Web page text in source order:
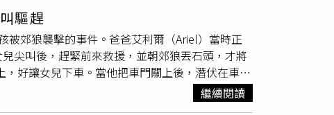
死才會被咬成那樣」、「頭皮發麻，老鼠竟然
耳朵了嘛」、「這睡的得多死？沒痛覺嗎」。
驅趕
被郊狼襲擊的事件。爸爸艾利爾（Ariel）當時正
尖叫後，趕緊前來救援，並朝郊狼丟石頭，才將
好讓女兒下車。當他把車門關上後，潛伏在車後
忙下車救出女兒，並大聲喊叫將郊狼趕走。郊狼
艾利爾抱起女兒後，便朝郊狼丟擲石頭，才順利
繼續閱讀